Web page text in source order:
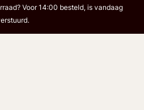
Voor 14:00 besteld, is vandaag